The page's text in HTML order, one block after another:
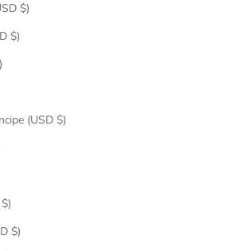
$)
$)
(USD $)
$)